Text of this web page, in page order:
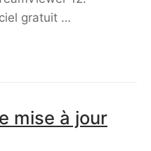
gratuit …
mise à jour